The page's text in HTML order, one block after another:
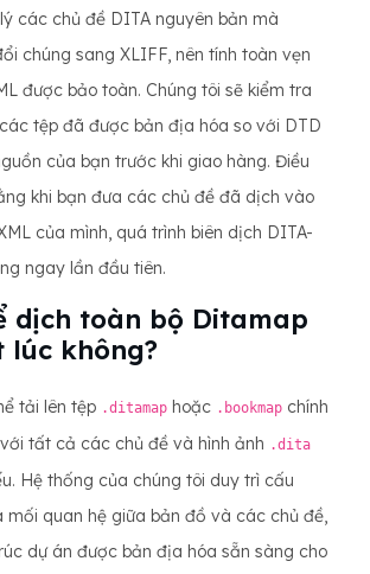
các chủ đề DITA nguyên bản mà
chúng sang XLIFF, nên tính toàn vẹn
được bảo toàn. Chúng tôi sẽ kiểm tra
tệp đã được bản địa hóa so với DTD
của bạn trước khi giao hàng. Điều
khi bạn đưa các chủ đề đã dịch vào
của mình, quá trình biên dịch DITA-
ngay lần đầu tiên.
dịch toàn bộ Ditamap
lúc không?
tải lên tệp .ditamap hoặc .bookmap chính
tất cả các chủ đề và hình ảnh .dita
Hệ thống của chúng tôi duy trì cấu
mối quan hệ giữa bản đồ và các chủ đề,
dự án được bản địa hóa sẵn sàng cho